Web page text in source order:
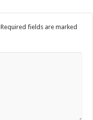
Required fields are marked